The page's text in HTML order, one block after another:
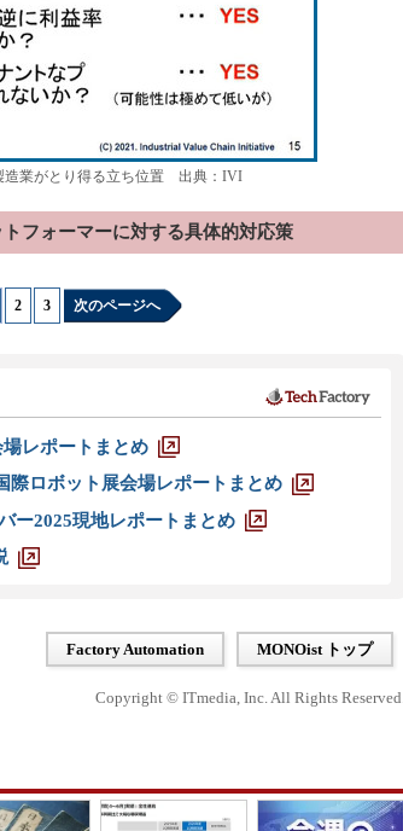
造業がとり得る立ち位置 出典：IVI
フォーマーに対する具体的対応策
2 3 次のページへ
レポートまとめ
際ロボット展会場レポートまとめ
ー2025現地レポートまとめ
Factory Automation MONOist トップ
Copyright © ITmedia, Inc. All Rights Reserved.